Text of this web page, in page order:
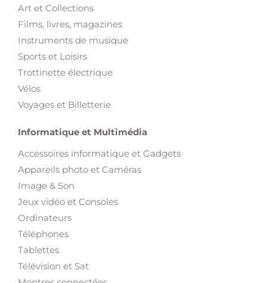
Art et Collections
Films, livres, magazines
Instruments de musique
Sports et Loisirs
Trottinette électrique
Vélos
Voyages et Billetterie
Informatique et Multimédia
Accessoires informatique et Gadgets
Appareils photo et Caméras
Image & Son
Jeux vidéo et Consoles
Ordinateurs
Téléphones
Tablettes
Télévision et Sat